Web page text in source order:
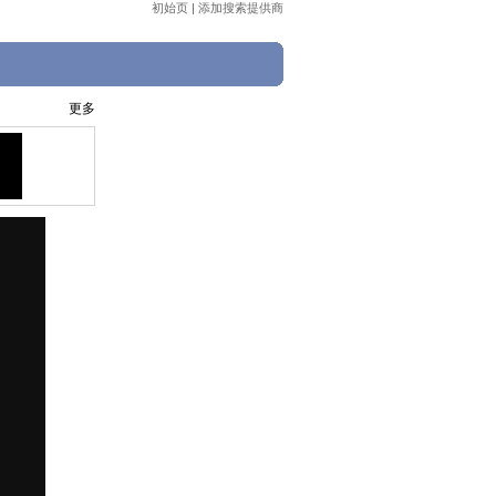
初始页 | 添加搜索提供商
更多